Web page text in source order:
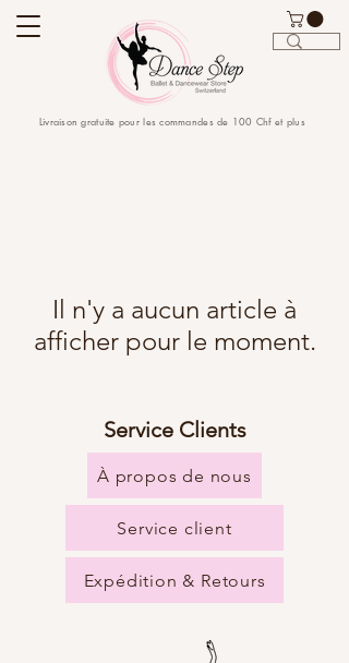
Livraison gratuite pour les commandes de 100 Chf et plus
Il n'y a aucun article à
afficher pour le moment.
Service Clients
À propos de nous
Service client
Expédition & Retours